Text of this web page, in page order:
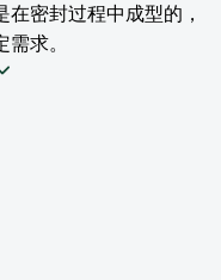
密封过程中成型的，
求。